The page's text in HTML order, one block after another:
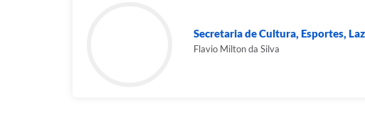
Secretaria de Cultura, Esportes,
Flavio Milton da Silva